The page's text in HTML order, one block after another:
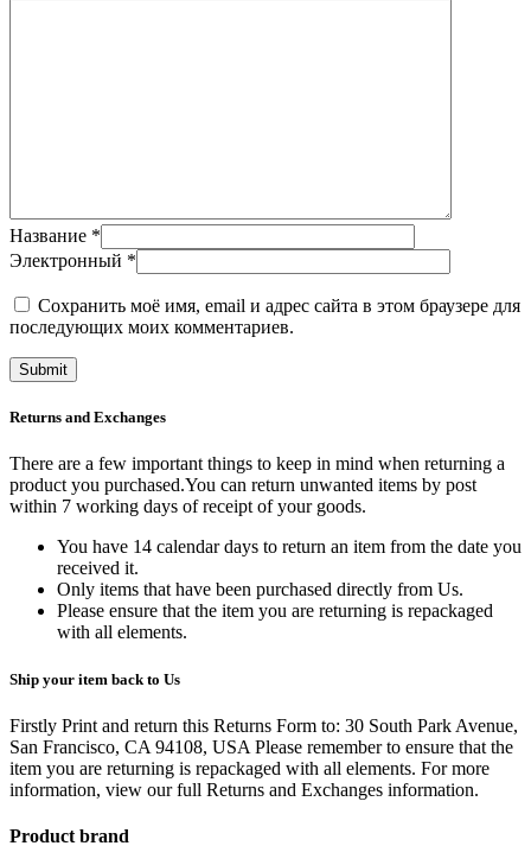
Название *
Электронный *
Сохранить моё имя, email и адрес сайта в этом браузере для
последующих моих комментариев.
Returns and Exchanges
There are a few important things to keep in mind when returning a
product you purchased.You can return unwanted items by post
within 7 working days of receipt of your goods.
You have 14 calendar days to return an item from the date you
received it.
Only items that have been purchased directly from Us.
Please ensure that the item you are returning is repackaged
with all elements.
Ship your item back to Us
Firstly Print and return this Returns Form to: 30 South Park Avenue,
San Francisco, CA 94108, USA Please remember to ensure that the
item you are returning is repackaged with all elements. For more
information, view our full Returns and Exchanges information.
Product brand